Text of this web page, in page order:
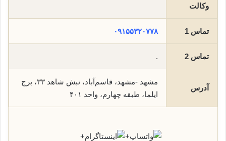
وکالت
تماس 1 ۰۹۱۵۵۳۲۰۷۷۸
تماس 2 .
آدرس
مشهد -مشهد، قاسم‌آباد، نبش شاهد ۳۳، برج
ایلما، طبقه چهارم، واحد ۴۰۱
+
+